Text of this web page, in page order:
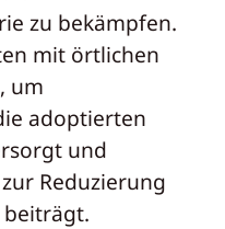
zu bekämpfen.
mit örtlichen
um
adoptierten
und
Reduzierung